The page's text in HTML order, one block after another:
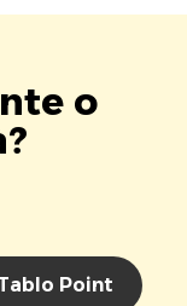
o
Point